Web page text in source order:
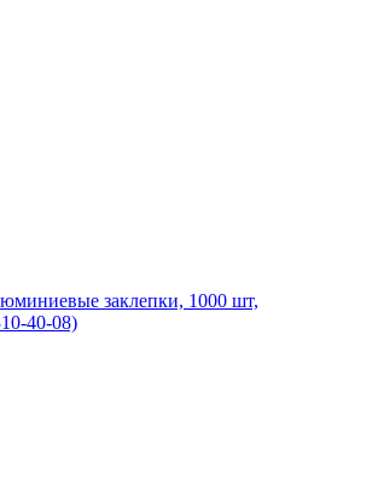
заклепки, 1000 шт,
40-08)